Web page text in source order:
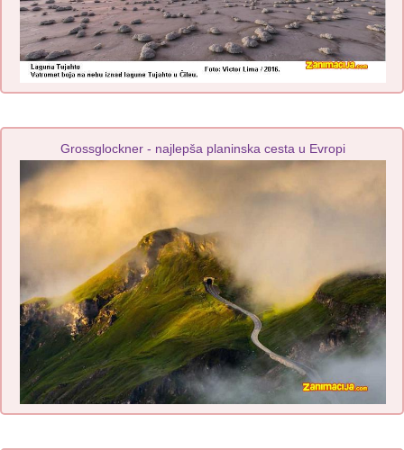
Grossglockner - najlepša planinska cesta u Evropi